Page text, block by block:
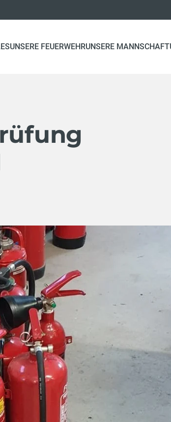
UNSERE FEUERWEHRUNSERE MANNSCHAFT